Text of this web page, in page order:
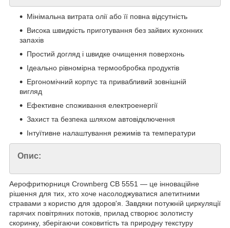
Мінімальна витрата олії або її повна відсутність
Висока швидкість приготування без зайвих кухонних
запахів
Простий догляд і швидке очищення поверхонь
Ідеально рівномірна термообробка продуктів
Ергономічний корпус та привабливий зовнішній
вигляд
Ефективне споживання електроенергії
Захист та безпека шляхом автовідключення
Інтуїтивне налаштування режимів та температури
Опис:
Аерофритюрниця Crownberg CB 5551 — це інноваційне
рішення для тих, хто хоче насолоджуватися апетитними
стравами з користю для здоров'я. Завдяки потужній циркуляції
гарячих повітряних потоків, прилад створює золотисту
скоринку, зберігаючи соковитість та природну текстуру